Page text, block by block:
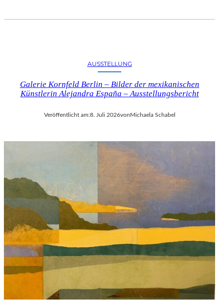
AUSSTELLUNG
Galerie Kornfeld Berlin – Bilder der mexikanischen
Künstlerin Alejandra España – Ausstellungsbericht
Veröffentlicht am:8. Juli 2026vonMichaela Schabel